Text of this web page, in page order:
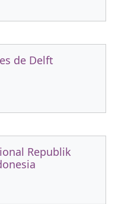
de Delft
Republik